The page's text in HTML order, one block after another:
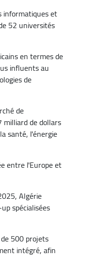
informatiques et
52 universités
en termes de
influents au
de
de
de dollars
santé, l'énergie
entre l'Europe et
Algérie
spécialisées
500 projets
intégré, afin